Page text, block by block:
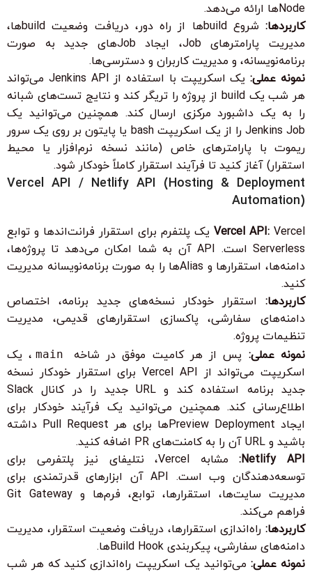
Nodeها ارائه می‌دهد.
کاربردها:
شروع buildها از راه دور، دریافت وضعیت buildها،
مدیریت پارامترهای Job، ایجاد Jobهای جدید به صورت
برنامه‌نویسانه، و مدیریت کاربران و دسترسی‌ها.
نمونه عملی:
یک اسکریپت با استفاده از Jenkins API می‌تواند
هر شب یک build از پروژه را تریگر کند و نتایج تست‌های شبانه
را به یک داشبورد مرکزی ارسال کند. همچنین می‌توانید یک
Jenkins Job را از یک اسکریپت bash یا پایتون بر روی یک سرور
ریموت با پارامترهای خاص (مانند نسخه نرم‌افزار یا محیط
استقرار) آغاز کنید تا فرآیند استقرار کاملاً خودکار شود.
Vercel API / Netlify API (Hosting & Deployment
Automation)
Vercel API: Vercel یک پلتفرم برای استقرار فرانت‌اندها و توابع
Serverless است. API آن به شما امکان می‌دهد تا پروژه‌ها،
دامنه‌ها، استقرارها و Aliasها را به صورت برنامه‌نویسانه مدیریت
کنید.
کاربردها: استقرار خودکار نسخه‌های جدید برنامه، اختصاص
دامنه‌های سفارشی، پاکسازی استقرار‌های قدیمی، مدیریت
تنظیمات پروژه.
نمونه عملی: پس از هر کامیت موفق در شاخه main ، یک
اسکریپت می‌تواند از Vercel API برای استقرار خودکار نسخه
جدید برنامه استفاده کند و URL جدید را در کانال Slack
اطلاع‌رسانی کند. همچنین می‌توانید یک فرآیند خودکار برای
ایجاد Preview Deploymentها برای هر Pull Request داشته
باشید و URL آن را به کامنت‌های PR اضافه کنید.
Netlify API:
مشابه Vercel، نتلیفای نیز پلتفرمی برای
توسعه‌دهندگان وب است. API آن ابزارهای قدرتمندی برای
مدیریت سایت‌ها، استقرارها، توابع، فرم‌ها و Git Gateway
فراهم می‌کند.
کاربردها: راه‌اندازی استقرارها، دریافت وضعیت استقرار، مدیریت
دامنه‌های سفارشی، پیکربندی Build Hookها.
نمونه عملی: می‌توانید یک اسکریپت راه‌اندازی کنید که هر شب